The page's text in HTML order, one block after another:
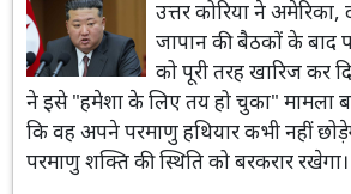
उत्तर कोरिया ने अमेरिका,
जापान की बैठकों के बाद
को पूरी तरह खारिज कर
ने इसे "हमेशा के लिए तय हो चुका" मामला
कि वह अपने परमाणु हथियार कभी नहीं
परमाणु शक्ति की स्थिति को बरकरार रखेगा।